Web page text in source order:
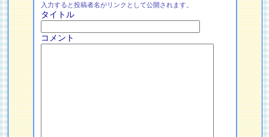
入力すると投稿者名がリンクとして公開されます。
タイトル
コメント